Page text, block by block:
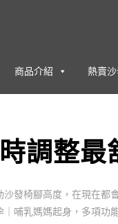
商品介紹
熱賣
調整最
發椅腳高度，在現在
哺乳媽媽起身，多項功